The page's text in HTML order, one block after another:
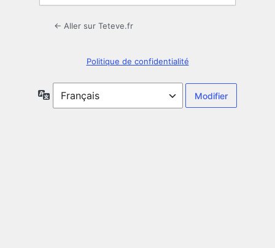
← Aller sur Teteve.fr
Politique de confidentialité
Langue